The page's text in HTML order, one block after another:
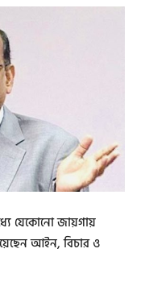
যেকোনো জায়গায়
আইন, বিচার ও